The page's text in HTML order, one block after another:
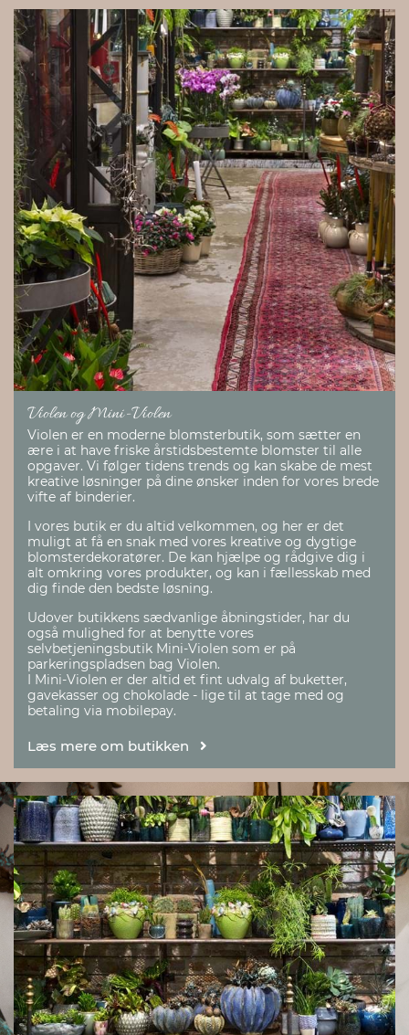
Violen og Mini-Violen
Violen er en moderne blomsterbutik, som sætter en
ære i at have friske årstidsbestemte blomster til alle
opgaver. Vi følger tidens trends og kan skabe de mest
kreative løsninger på dine ønsker inden for vores brede
vifte af binderier.
I vores butik er du altid velkommen, og her er det
muligt at få en snak med vores kreative og dygtige
blomsterdekoratører. De kan hjælpe og rådgive dig i
alt omkring vores produkter, og kan i fællesskab med
dig finde den bedste løsning.
Udover butikkens sædvanlige åbningstider, har du
også mulighed for at benytte vores
selvbetjeningsbutik Mini-Violen som er på
parkeringspladsen bag Violen.
I Mini-Violen er der altid et fint udvalg af buketter,
gavekasser og chokolade - lige til at tage med og
betaling via mobilepay.
Læs mere om butikken